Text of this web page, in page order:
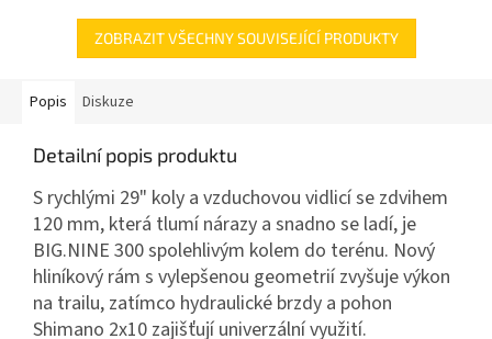
ZOBRAZIT VŠECHNY SOUVISEJÍCÍ PRODUKTY
Popis Diskuze
Detailní popis produktu
S rychlými 29" koly a vzduchovou vidlicí se zdvihem
120 mm, která tlumí nárazy a snadno se ladí, je
BIG.NINE 300 spolehlivým kolem do terénu. Nový
hliníkový rám s vylepšenou geometrií zvyšuje výkon
na trailu, zatímco hydraulické brzdy a pohon
Shimano 2x10 zajišťují univerzální využití.